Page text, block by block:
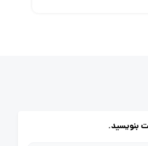
بنویسید.